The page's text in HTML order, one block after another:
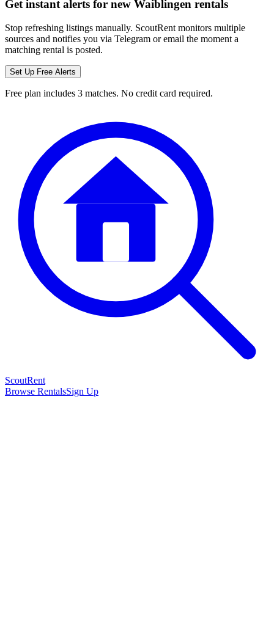
Get instant alerts for new Waiblingen rentals
Stop refreshing listings manually. ScoutRent monitors multiple
sources and notifies you via Telegram or email the moment a
matching rental is posted.
Set Up Free Alerts
Free plan includes 3 matches. No credit card required.
ScoutRent
Browse RentalsSign Up